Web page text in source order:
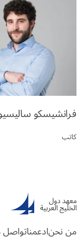
فرانشيسكو
كاتب
من نحنادعمناتواصل